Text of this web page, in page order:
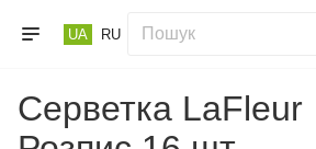
UA RU
Серветка LaFleur